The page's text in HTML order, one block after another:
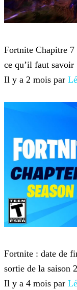
Fortnite Chapitre 7
ce qu’il faut savoir
Il y a 2 mois par
Fortnite : date de
sortie de la saison 2
Il y a 4 mois par